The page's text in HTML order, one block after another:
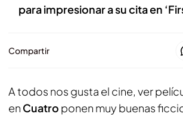
para impresionar a su cita en
Compartir
A todos nos gusta el cine, ver
en Cuatro ponen muy buenas